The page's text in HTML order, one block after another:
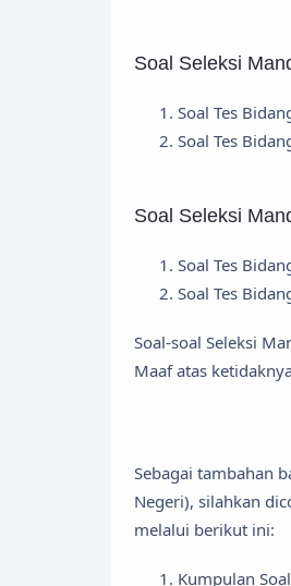
Soal Seleksi
Soal Tes
Soal Tes
Soal Seleksi
Soal Tes
Soal Tes
Soal-soal Seleksi
Maaf atas
Sebagai tambahan
Negeri), silahkan
melalui berikut ini:
Kumpulan